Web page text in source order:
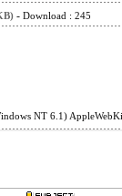
- Download : 245
NT 6.1)